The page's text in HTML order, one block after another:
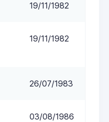
19/11/1982
19/11/1982
26/07/1983
03/08/1986